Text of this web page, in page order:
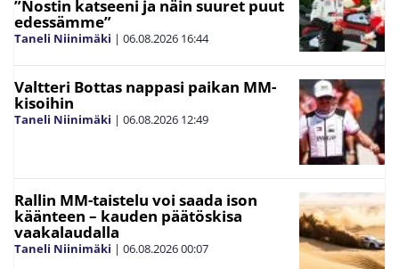
”Nostin katseeni ja näin suuret puut
edessämme”
Taneli Niinimäki | 06.08.2026 16:44
Valtteri Bottas nappasi paikan MM-
kisoihin
Taneli Niinimäki | 06.08.2026 12:49
Rallin MM-taistelu voi saada ison
käänteen – kauden päätöskisa
vaakalaudalla
Taneli Niinimäki | 06.08.202600:07